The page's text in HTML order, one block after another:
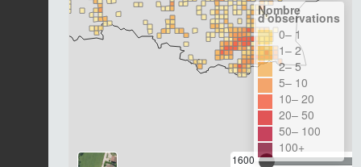
1600
Nombre
d'observations
0– 1
1– 2
2– 5
5– 10
10– 20
20– 50
50– 100
100+